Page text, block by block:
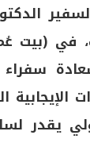
في (بيت
الإيجابية
يقدر